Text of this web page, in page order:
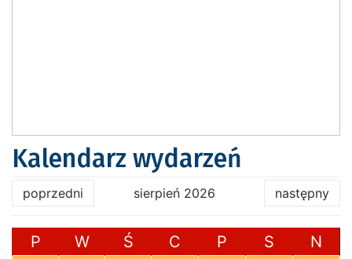
Kalendarz wydarzeń
poprzedni sierpień 2026 następny
P W Ś C P S N